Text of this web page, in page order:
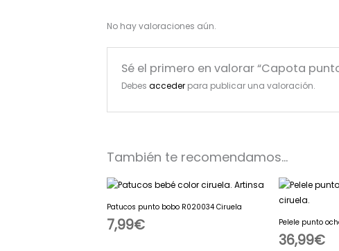
No hay valoraciones aún.
Sé el primero en valorar “Capota
Debesacceder para publicar una valoración.
También te recomendamos…
Patucos punto bobo R020034 Ciruela
7,99€ Pelele punto
36,99€